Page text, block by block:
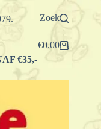
Zoek
Winkelwagen
€0.00
€35,-